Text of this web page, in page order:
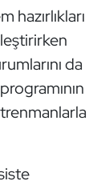
hazırlıkları
da